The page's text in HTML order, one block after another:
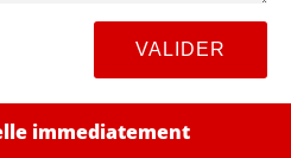
immediatement